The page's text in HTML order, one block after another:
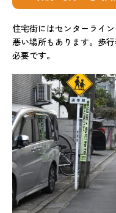
住宅街にはセンターライ
悪い場所もあります。歩
必要です。